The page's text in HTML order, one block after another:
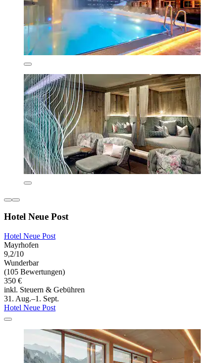
Hotel Neue Post
Hotel Neue Post
Mayrhofen
9,2/10
Wunderbar
(105 Bewertungen)
350 €
inkl. Steuern & Gebühren
31. Aug.–1. Sept.
Hotel Neue Post